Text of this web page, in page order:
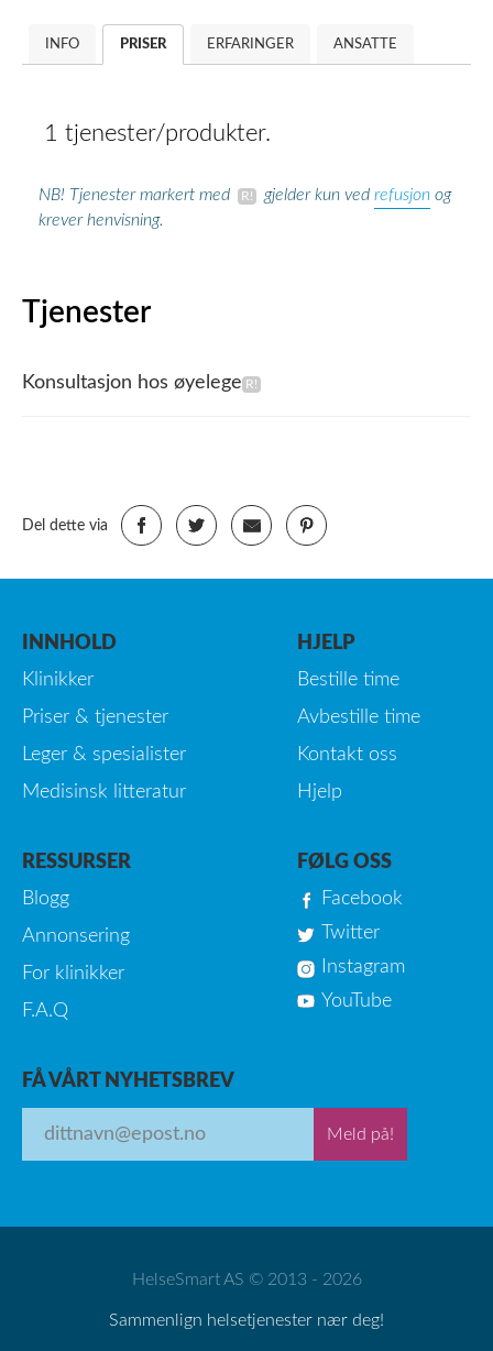
INFO PRISER ERFARINGER ANSATTE
1 tjenester/produkter.
NB! Tjenester markert med gjelder kun ved refusjon og
krever henvisning.
Tjenester
Konsultasjon hos øyelege
Del dette via
INNHOLD
Klinikker
Priser & tjenester
Leger & spesialister
Medisinsk litteratur
HJELP
Bestille time
Avbestille time
Kontakt oss
Hjelp
RESSURSER
Blogg
Annonsering
For klinikker
F.A.Q
FØLG OSS
Facebook
Twitter
Instagram
YouTube
FÅ VÅRT NYHETSBREV
Meld på!
HelseSmart AS © 2013 - 2026
Sammenlign helsetjenester nær deg!